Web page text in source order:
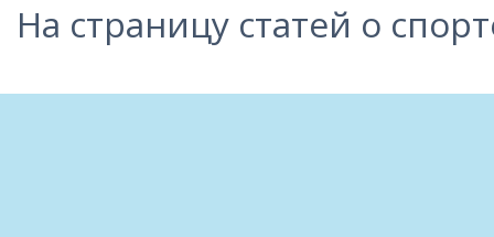
На страницу статей о